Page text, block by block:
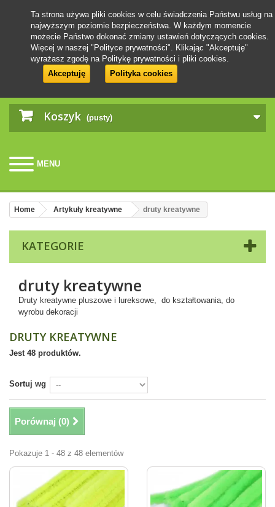
Koszyk (pusty)
MENU
Ta strona używa pliki cookies w celu świadczenia Państwu usług na
najwyższym poziomie bezpieczeństwa. W każdym momencie
możecie Państwo dokonać zmiany ustawień dotyczących cookies.
Więcej w naszej "Polityce prywatności". Klikając "Akceptuję"
wyrażasz zgodę na Politykę prywatności i pliki cookies.
Akceptuję
Polityka cookies
Home Artykuły kreatywne druty kreatywne
KATEGORIE
druty kreatywne
Druty kreatywne pluszowe i lureksowe, do kształtowania, do
wyrobu dekoracji
DRUTY KREATYWNE
Jest 48 produktów.
Sortuj wg
Porównaj (0)
Pokazuje 1 - 48 z 48 elementów